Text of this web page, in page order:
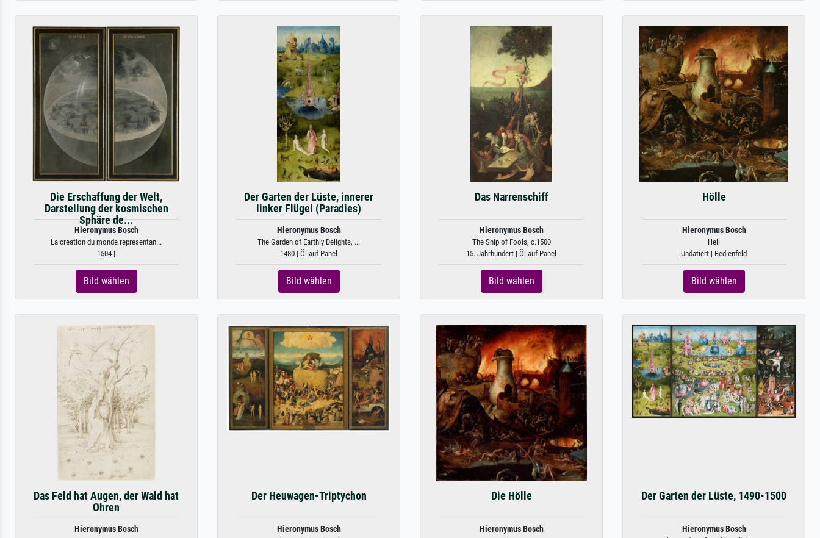
Die Erschaffung der Welt,
Darstellung der kosmischen
Sphäre de...
Hieronymus Bosch
La creation du monde representan...
1504 |
Bild wählen
Der Garten der Lüste, innerer
linker Flügel (Paradies)
Hieronymus Bosch
The Garden of Earthly Delights, ...
1480 | Öl auf Panel
Bild wählen
Das Narrenschiff
Hieronymus Bosch
The Ship of Fools, c.1500
15. Jahrhundert | Öl auf Panel
Bild wählen
Hölle
Hieronymus Bosch
Hell
Undatiert | Bedienfeld
Bild wählen
Das Feld hat Augen, der Wald hat
Ohren
Hieronymus Bosch
Der Heuwagen-Triptychon
Hieronymus Bosch
Die Hölle
Hieronymus Bosch
Der Garten der Lüste, 1490-1500
Hieronymus Bosch